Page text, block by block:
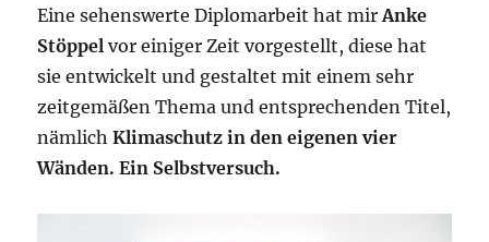
Eine sehenswerte Diplomarbeit hat mirAnke
Stöppel vor einiger Zeit vorgestellt, diese hat
sie entwickelt und gestaltet mit einem sehr
zeitgemäßen Thema und entsprechenden Titel,
nämlichKlimaschutz in den eigenen vier
Wänden. Ein Selbstversuch.